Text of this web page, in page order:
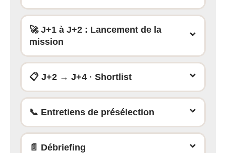
🚀 J+1 à J+2 : Lancement de la
mission
📋 J+2 → J+4 · Shortlist
📞 Entretiens de présélection
📄 Débriefing